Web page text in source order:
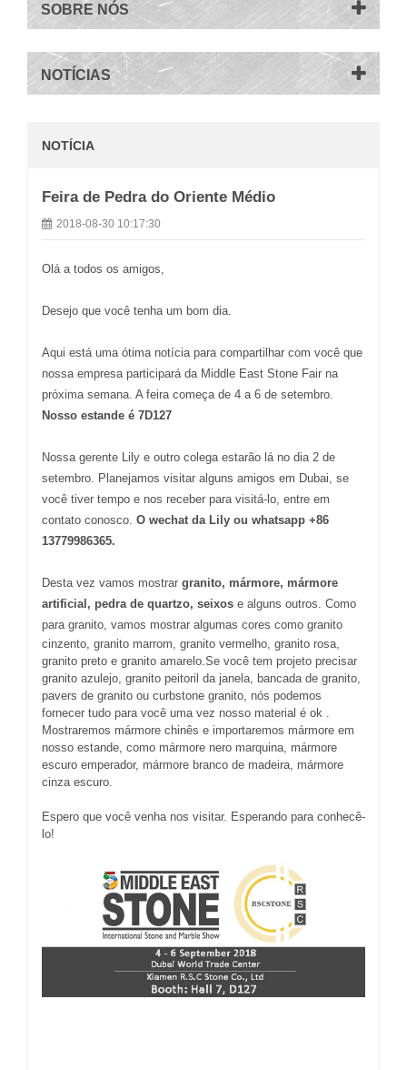
SOBRE NÓS
NOTÍCIAS
NOTÍCIA
Feira de Pedra do Oriente Médio
2018-08-30 10:17:30
Olá a todos os amigos,
Desejo que você tenha um bom dia.
Aqui está uma ótima notícia para compartilhar com você que
nossa empresa participará da Middle East Stone Fair na
próxima semana. A feira começa de 4 a 6 de setembro.
Nosso estande é 7D127
Nossa gerente Lily e outro colega estarão lá no dia 2 de
setembro. Planejamos visitar alguns amigos em Dubai, se
você tiver tempo e nos receber para visitá-lo, entre em
contato conosco. O wechat da Lily ou whatsapp +86
13779986365.
Desta vez vamos mostrar granito, mármore, mármore
artificial, pedra de quartzo, seixos e alguns outros. Como
para granito, vamos mostrar algumas cores como granito
cinzento, granito marrom, granito vermelho, granito rosa,
granito preto e granito amarelo.Se você tem projeto precisar
granito azulejo, granito peitoril da janela, bancada de granito,
pavers de granito ou curbstone granito, nós podemos
fornecer tudo para você uma vez nosso material é ok .
Mostraremos mármore chinês e importaremos mármore em
nosso estande, como mármore nero marquina, mármore
escuro emperador, mármore branco de madeira, mármore
cinza escuro.
Espero que você venha nos visitar. Esperando para conhecê-
lo!